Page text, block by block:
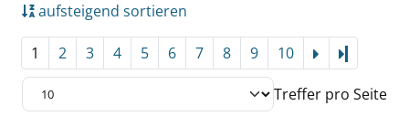
aufsteigend sortieren
1 2 3 4 5 6 7 8 9 10
Treffer pro Seite